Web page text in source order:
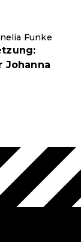
Funke
Johanna